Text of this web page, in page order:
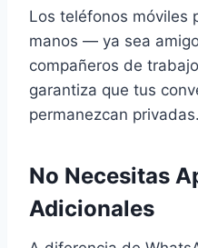
Los teléfonos móviles
manos — ya sea
compañeros de
garantiza que tus
permanezcan privadas.
No Necesitas
Adicionales